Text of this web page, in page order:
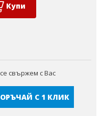
Купи
свържем с Вас
С 1 КЛИК